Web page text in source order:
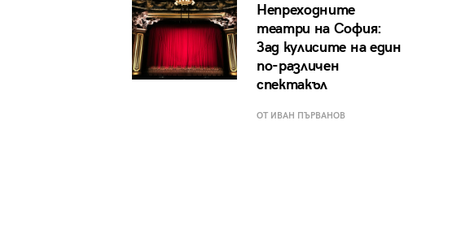
Непреходните
театри на София:
Зад кулисите на един
по-различен
спектакъл
ОТ ИВАН ПЪРВАНОВ